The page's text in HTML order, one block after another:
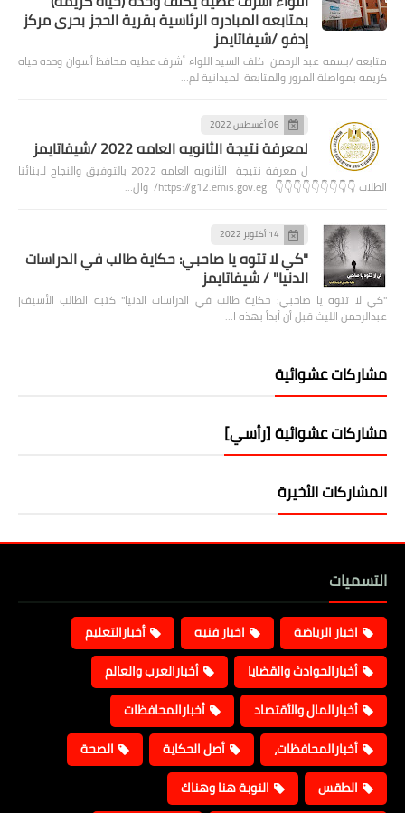
بمتابعه المبادره الرئاسية بقرية الحجز بحرى مركز
إدفو /شيفاتايمز
متابعه /بسمه عبد الرحمن كلف السيد اللواء أشرف عطيه محافظ أسوان وحده حياه
كريمه بمواصلة المرور والمتابعة الميدانية لم…
06 أغسطس 2022
لمعرفة نتيجة الثانويه العامه 2022 /شيفاتايمز
ل معرفة نتيجة الثانويه العامه 2022 بالتوفيق والنجاح لابنائنا
الطلاب 👇👇👇👇👇👇👇👇👇 https://g12.emis.gov.eg/ وال…
14 أكتوبر 2022
"كي لا تتوه يا صاحبي: حكاية طالب في الدراسات
الدنيا" / شيفاتايمز
"كي لا تتوه يا صاحبي: حكاية طالب في الدراسات الدنيا" كتبه الطالب الأسيف|
عبدالرحمن الليث قبل أن أبدأ بهذه ا…
مشاركات عشوائية
مشاركات عشوائية [رأسي]
المشاركات الأخيرة
التسميات
اخبار الرياضة اخبار فنيه
أخبارالتعليم
أخبارالحوادث والقضايا
أخبارالعرب والعالم
أخبارالمال والأقتصاد
أخبارالمحافظات
أخبارالمحافظات،
أصل الحكاية
الصحة
الطقس
النوبة هنا وهناك